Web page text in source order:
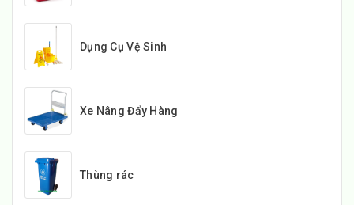
Dụng Cụ Vệ Sinh
Xe Nâng Đẩy Hàng
Thùng rác